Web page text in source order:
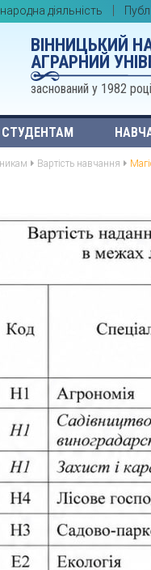
діяльність
ВІННИЦЬКИЙ
АГРАРНИЙ
заснований у 1982 році
СТУДЕНТАМ
Вартість навчання